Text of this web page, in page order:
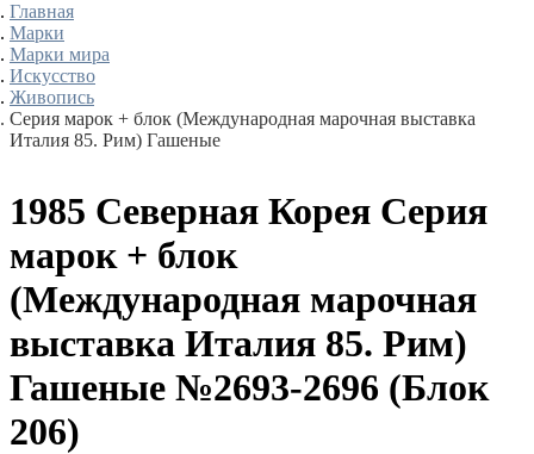
Главная
Марки
Марки мира
Искусство
Живопись
Серия марок + блок (Международная марочная выставка
Италия 85. Рим) Гашеные
1985 Северная Корея Серия
марок + блок
(Международная марочная
выставка Италия 85. Рим)
Гашеные №2693-2696 (Блок
206)